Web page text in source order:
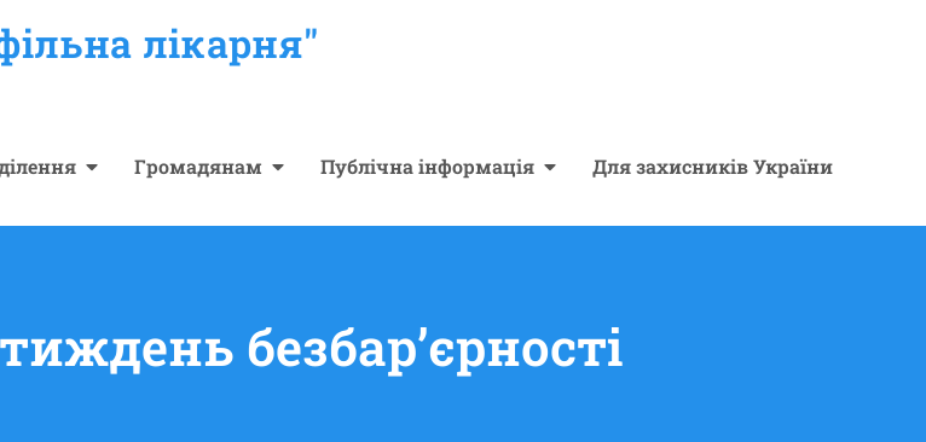
лікарня"
Громадянам Публічна інформація Для захисників України
безбар’єрності